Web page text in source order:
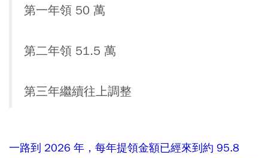
第一年領 50 萬
第二年領 51.5 萬
第三年繼續往上調整
一路到 2026 年，每年提領金額已經來到約 95.8